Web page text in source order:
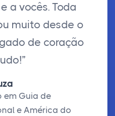
a vocês. Toda
muito desde o
de coração
em Guia de
e América do